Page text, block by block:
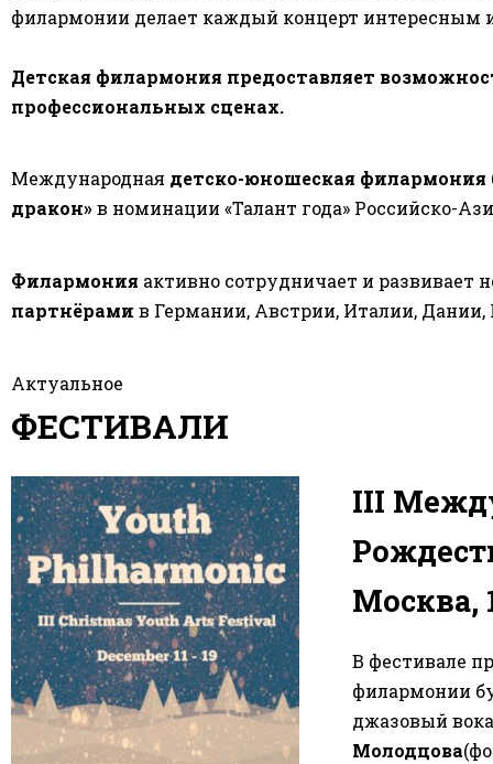
филармонии делает каждый концерт
Детская филармония предоставляет
профессиональных сценах.
Международная детско-юношеская филармония
дракон»в номинации «Талант года» Российско-
Филармония активно сотрудничает и развивает
партнёрами в Германии, Австрии, Италии, Дании,
Актуальное
ФЕСТИВАЛИ
III
Москва,
В фестивале
филармонии
джазовый
Молодцова